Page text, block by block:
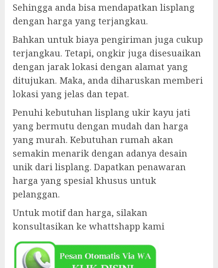
Sehingga anda bisa mendapatkan lisplang
dengan harga yang terjangkau.
Bahkan untuk biaya pengiriman juga cukup
terjangkau. Tetapi, ongkir juga disesuaikan
dengan jarak lokasi dengan alamat yang
ditujukan. Maka, anda diharuskan memberi
lokasi yang jelas dan tepat.
Penuhi kebutuhan lisplang ukir kayu jati
yang bermutu dengan mudah dan harga
yang murah. Kebutuhan rumah akan
semakin menarik dengan adanya desain
unik dari lisplang. Dapatkan penawaran
harga yang spesial khusus untuk
pelanggan.
Untuk motif dan harga, silakan
konsultasikan ke whattshapp kami